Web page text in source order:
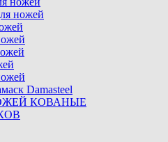
ножей
Damasteel
КОВАНЫЕ